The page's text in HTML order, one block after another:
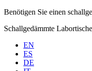
Benötigen Sie einen
Schallgedämmte
EN
ES
DE